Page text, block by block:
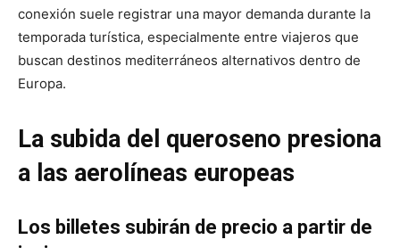
conexión suele registrar una mayor demanda durante la
temporada turística, especialmente entre viajeros que
buscan destinos mediterráneos alternativos dentro de
Europa.
La subida del queroseno presiona
a las aerolíneas europeas
Los billetes subirán de precio a partir de